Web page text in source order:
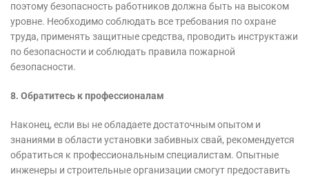
поэтому безопасность работников должна быть на высоком
уровне. Необходимо соблюдать все требования по охране
труда, применять защитные средства, проводить инструктажи
по безопасности и соблюдать правила пожарной
безопасности.
8. Обратитесь к профессионалам
Наконец, если вы не обладаете достаточным опытом и
знаниями в области установки забивных свай, рекомендуется
обратиться к профессиональным специалистам. Опытные
инженеры и строительные организации смогут предоставить